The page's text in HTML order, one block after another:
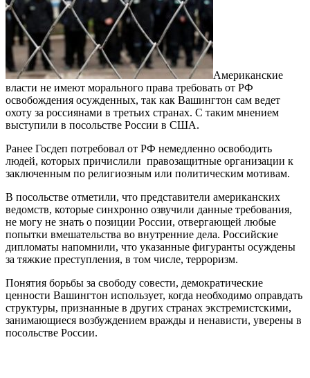
Американские
власти не имеют морального права требовать от РФ
освобождения осужденных, так как Вашингтон сам ведет
охоту за россиянами в третьих странах. С таким мнением
выступили в посольстве России в США.
Ранее Госдеп потребовал от РФ немедленно освободить
людей, которых причислили правозащитные организации к
заключенным по религиозным или политическим мотивам.
В посольстве отметили, что представители американских
ведомств, которые синхронно озвучили данные требования,
не могу не знать о позиции России, отвергающей любые
попытки вмешательства во внутренние дела. Российские
дипломаты напомнили, что указанные фигуранты осуждены
за тяжкие преступления, в том числе, терроризм.
Понятия борьбы за свободу совести, демократические
ценности Вашингтон использует, когда необходимо оправдать
структуры, признанные в других странах экстремистскими,
занимающиеся возбуждением вражды и ненависти, уверены в
посольстве России.